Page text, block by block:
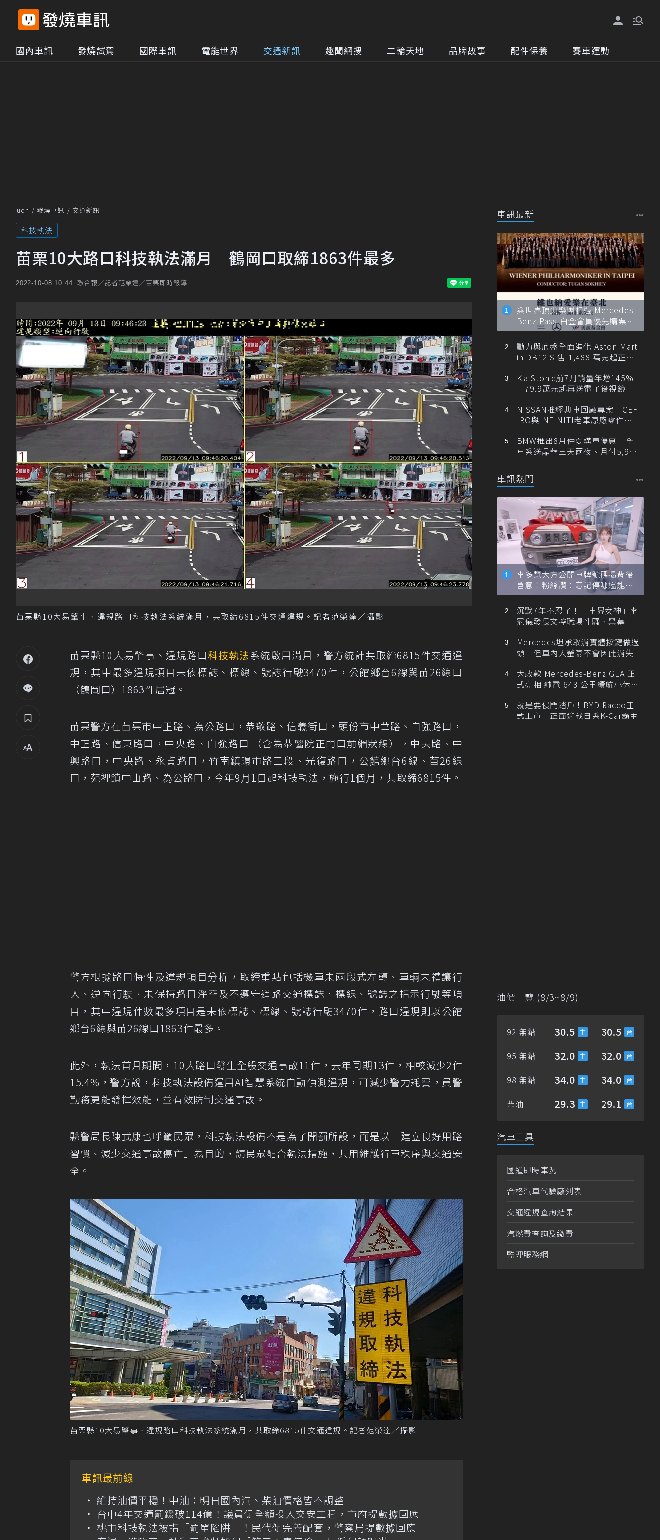
國內車訊 發燒試駕 國際車訊 電能世界 交通新訊 趣聞網搜 二輪天地 品牌故事 配件保養 賽車運動
udn 發燒車訊 交通新訊
科技執法
苗栗10大路口科技執法滿月 鶴岡口取締1863件最多
2022-10-08 10:44 聯合報／記者范榮達／苗栗即時報導
苗栗縣10大易肇事、違規路口科技執法系統滿月，共取締6815件交通違規。記者范榮達／攝影
苗栗縣10大易肇事、違規路口科技執法系統啟用滿月，警方統計共取締6815件交通違
規，其中最多違規項目未依標誌、標線、號誌行駛3470件，公館鄉台6線與苗26線口
（鶴岡口）1863件居冠。
苗栗警方在苗栗市中正路、為公路口，恭敬路、信義街口，頭份市中華路、自強路口，
中正路、信東路口，中央路、自強路口 （含為恭醫院正門口前網狀線），中央路、中
興路口，中央路、永貞路口，竹南鎮環市路三段、光復路口，公館鄉台6線、苗26線
口，苑裡鎮中山路、為公路口，今年9月1日起科技執法，施行1個月，共取締6815件。
警方根據路口特性及違規項目分析，取締重點包括機車未兩段式左轉、車輛未禮讓行
人、逆向行駛、未保持路口淨空及不遵守道路交通標誌、標線、號誌之指示行駛等項
目，其中違規件數最多項目是未依標誌、標線、號誌行駛3470件，路口違規則以公館
鄉台6線與苗26線口1863件最多。
此外，執法首月期間，10大路口發生全般交通事故11件，去年同期13件，相較減少2件
15.4%，警方說，科技執法設備運用AI智慧系統自動偵測違規，可減少警力耗費，員警
勤務更能發揮效能，並有效防制交通事故。
縣警局長陳武康也呼籲民眾，科技執法設備不是為了開罰所設，而是以「建立良好用路
習慣、減少交通事故傷亡」為目的，請民眾配合執法措施，共用維護行車秩序與交通安
全。
苗栗縣10大易肇事、違規路口科技執法系統滿月，共取締6815件交通違規。記者范榮達／攝影
車訊最前線
維持油價平穩！中油：明日國內汽、柴油價格皆不調整
台中4年交通罰鍰破114億！議員促全額投入交安工程，市府提數據回應
桃市科技執法被指「罰單陷阱」！民代促完善配套，警察局提數據回應
車訊最新
與世界頂尖樂團相遇 Mercedes-
Benz Pass 白金會員優先購票維
也納愛樂
動力與底盤全面進化 Aston Mart
in DB12 S 售 1,488 萬元起正式
Kia Stonic前7月銷量年增145%
79.9萬元起再送電子後視鏡
NISSAN推經典車回廠專案 CEF
IRO與INFINITI老車原廠零件最
BMW推出8月仲夏購車優惠 全
車系送晶華三天兩夜、月付5,900
車訊熱門
李多慧大方公開車牌號碼揭背後
含意！粉絲讚：忘記停哪還能幫
忙找車
沉默7年不忍了！「車界女神」李
冠儀發長文控職場性騷、黑幕
Mercedes坦承取消實體按鍵做過
頭 但車內大螢幕不會因此消失
大改款 Mercedes-Benz GLA 正
式亮相 純電 643 公里續航小休
就是要侵門踏戶！BYD Racco正
式上市 正面迎戰日系K-Car霸主
油價一覽 (8/3~8/9)
92 無鉛 30.5 30.5
95 無鉛 32.0 32.0
98 無鉛 34.0 34.0
柴油 29.3 29.1
汽車工具
國道即時車況
合格汽車代驗廠列表
交通違規查詢結果
汽燃費查詢及繳費
監理服務網